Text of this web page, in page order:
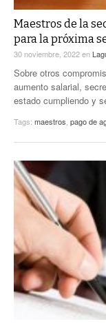
Maestros de la
para la próxima
30 noviembre, 2022en
Sobre otros
aumento salarial,
estado cumpliendo y
Tags: maestros pago de